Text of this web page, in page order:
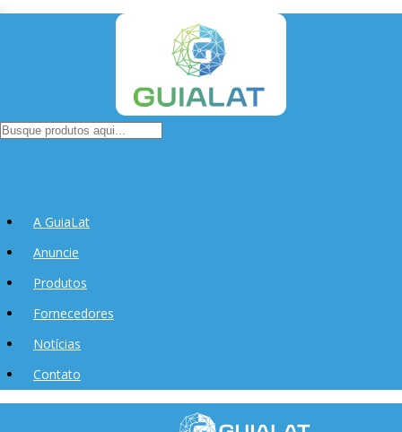
A GuiaLat
Anuncie
Produtos
Fornecedores
Notícias
Contato